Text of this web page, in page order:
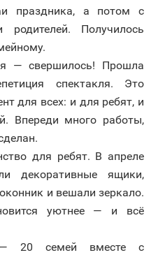
праздника, а потом с
родителей. Получилось
— свершилось! Прошла
спектакля. Это
для всех: и для ребят, и
Впереди много работы,
для ребят. В апреле
декоративные ящики,
и вешали зеркало.
уютнее — и всё
20 семей вместе с